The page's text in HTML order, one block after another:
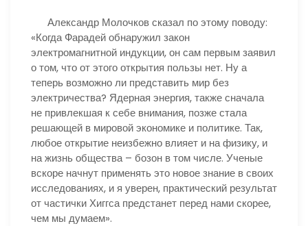
Александр Молочков сказал по этому поводу:
«Когда Фарадей обнаружил закон
электромагнитной индукции, он сам первым заявил
о том, что от этого открытия пользы нет. Ну а
теперь возможно ли представить мир без
электричества? Ядерная энергия, также сначала
не привлекшая к себе внимания, позже стала
решающей в мировой экономике и политике. Так,
любое открытие неизбежно влияет и на физику, и
на жизнь общества – бозон в том числе. Ученые
вскоре начнут применять это новое знание в своих
исследованиях, и я уверен, практический результат
от частички Хиггса предстанет перед нами скорее,
чем мы думаем».